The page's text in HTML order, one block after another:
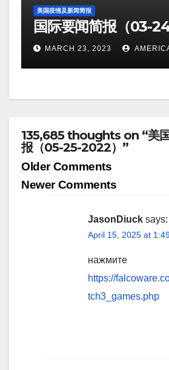
美国疫情及新闻简报
国际要闻简报（03-
MARCH 23, 2023
135,685 thoughts on “美
报（05-25-2022）”
Comment
navigation
Older Comments
Newer Comments
JasonDiuck says:
April 15, 2025 at
нажмите
https://
tch3_games.php